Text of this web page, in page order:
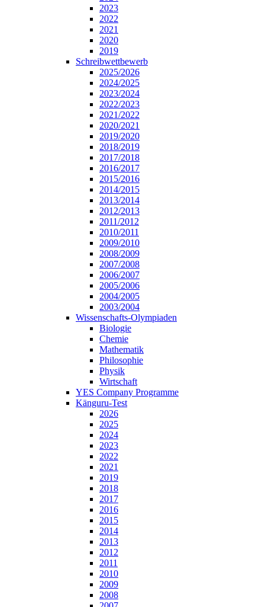
2023
2022
2021
2020
2019
Schreibwettbewerb
2025/2026
2024/2025
2023/2024
2022/2023
2021/2022
2020/2021
2019/2020
2018/2019
2017/2018
2016/2017
2015/2016
2014/2015
2013/2014
2012/2013
2011/2012
2010/2011
2009/2010
2008/2009
2007/2008
2006/2007
2005/2006
2004/2005
2003/2004
Wissenschafts-Olympiaden
Biologie
Chemie
Mathematik
Philosophie
Physik
Wirtschaft
YES Company Programme
Känguru-Test
2026
2025
2024
2023
2022
2021
2019
2018
2017
2016
2015
2014
2013
2012
2011
2010
2009
2008